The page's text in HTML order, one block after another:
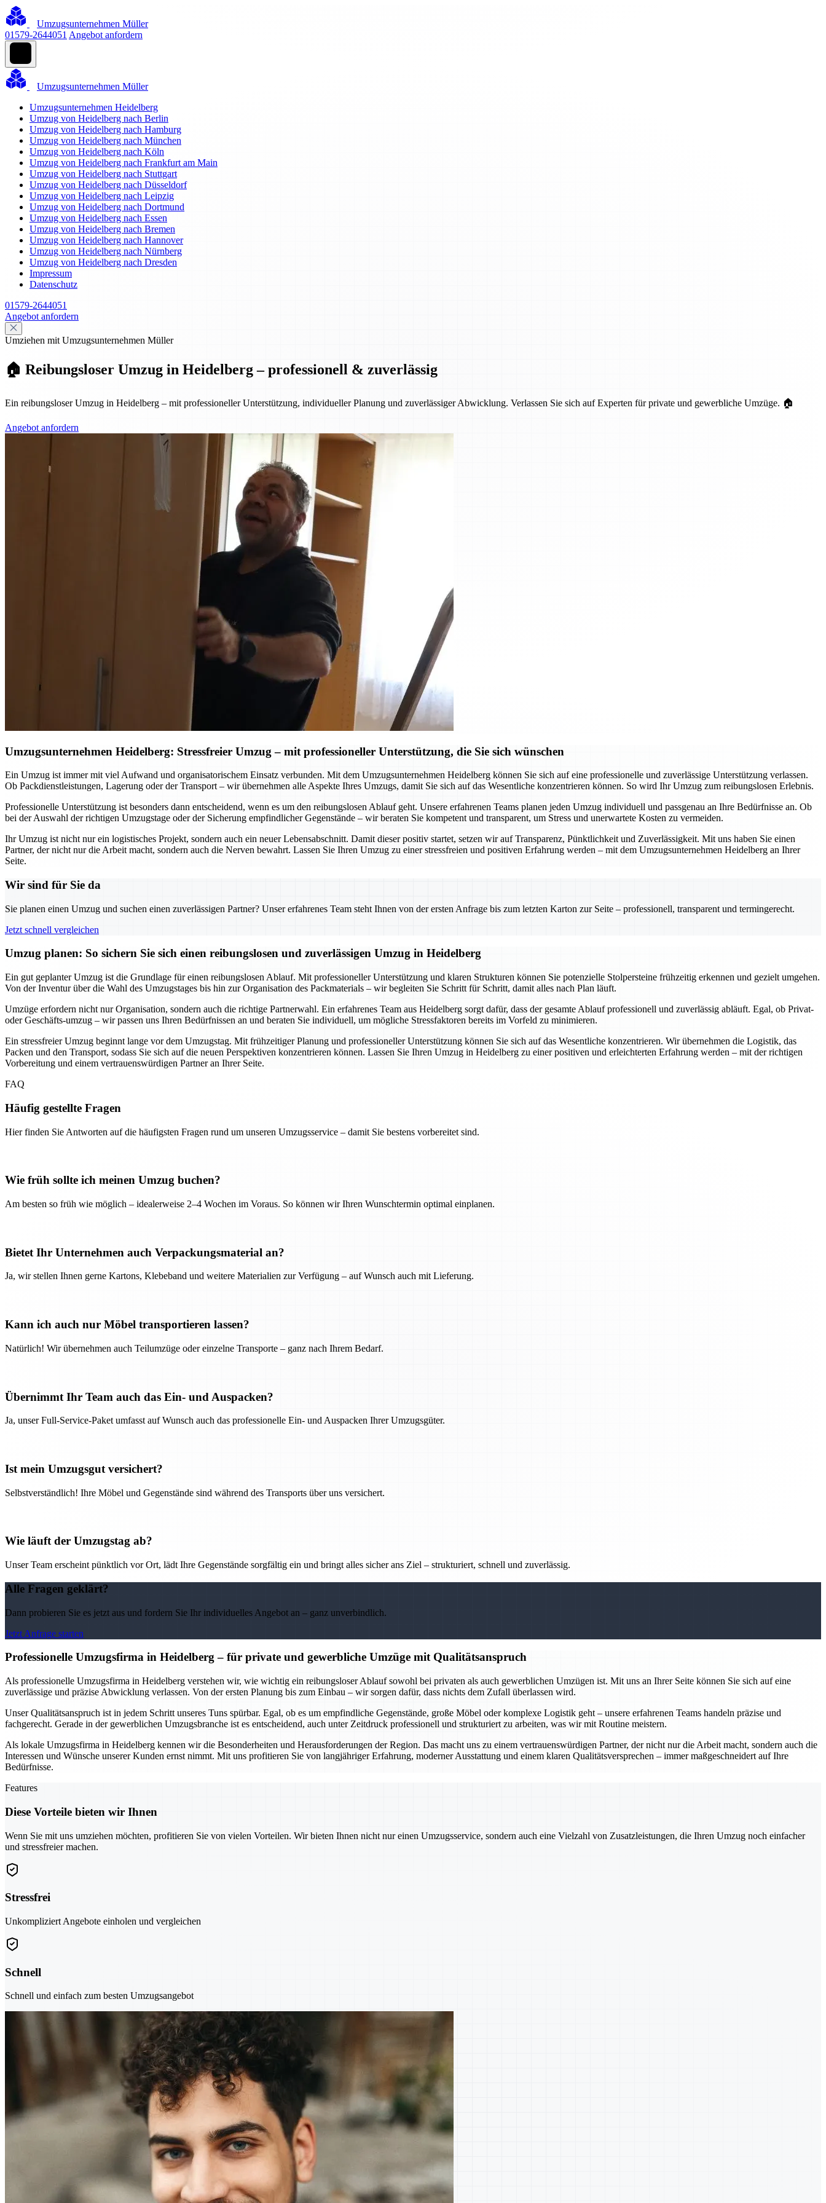
Umzugsunternehmen Müller
01579-2644051 Angebot anfordern
Umzugsunternehmen Müller
Umzugsunternehmen Heidelberg
Umzug von Heidelberg nach Berlin
Umzug von Heidelberg nach Hamburg
Umzug von Heidelberg nach München
Umzug von Heidelberg nach Köln
Umzug von Heidelberg nach Frankfurt am Main
Umzug von Heidelberg nach Stuttgart
Umzug von Heidelberg nach Düsseldorf
Umzug von Heidelberg nach Leipzig
Umzug von Heidelberg nach Dortmund
Umzug von Heidelberg nach Essen
Umzug von Heidelberg nach Bremen
Umzug von Heidelberg nach Hannover
Umzug von Heidelberg nach Nürnberg
Umzug von Heidelberg nach Dresden
Impressum
Datenschutz
01579-2644051
Angebot anfordern
Umziehen mit Umzugsunternehmen Müller
🏠 Reibungsloser Umzug in Heidelberg – professionell & zuverlässig
Ein reibungsloser Umzug in Heidelberg – mit professioneller Unterstützung, individueller Planung und zuverlässiger Abwicklung. Verlassen Sie sich auf Experten für private und gewerbliche Umzüge. 🏠
Angebot anfordern
Umzugsunternehmen Heidelberg: Stressfreier Umzug – mit professioneller Unterstützung, die Sie sich wünschen
Ein Umzug ist immer mit viel Aufwand und organisatorischem Einsatz verbunden. Mit dem Umzugsunternehmen Heidelberg können Sie sich auf eine professionelle und zuverlässige Unterstützung verlassen.
Ob Packdienstleistungen, Lagerung oder der Transport – wir übernehmen alle Aspekte Ihres Umzugs, damit Sie sich auf das Wesentliche konzentrieren können. So wird Ihr Umzug zum reibungslosen Erlebnis.
Professionelle Unterstützung ist besonders dann entscheidend, wenn es um den reibungslosen Ablauf geht. Unsere erfahrenen Teams planen jeden Umzug individuell und passgenau an Ihre Bedürfnisse an. Ob
bei der Auswahl der richtigen Umzugstage oder der Sicherung empfindlicher Gegenstände – wir beraten Sie kompetent und transparent, um Stress und unerwartete Kosten zu vermeiden.
Ihr Umzug ist nicht nur ein logistisches Projekt, sondern auch ein neuer Lebensabschnitt. Damit dieser positiv startet, setzen wir auf Transparenz, Pünktlichkeit und Zuverlässigkeit. Mit uns haben Sie einen
Partner, der nicht nur die Arbeit macht, sondern auch die Nerven bewahrt. Lassen Sie Ihren Umzug zu einer stressfreien und positiven Erfahrung werden – mit dem Umzugsunternehmen Heidelberg an Ihrer
Seite.
Wir sind für Sie da
Sie planen einen Umzug und suchen einen zuverlässigen Partner? Unser erfahrenes Team steht Ihnen von der ersten Anfrage bis zum letzten Karton zur Seite – professionell, transparent und termingerecht.
Jetzt schnell vergleichen
Umzug planen: So sichern Sie sich einen reibungslosen und zuverlässigen Umzug in Heidelberg
Ein gut geplanter Umzug ist die Grundlage für einen reibungslosen Ablauf. Mit professioneller Unterstützung und klaren Strukturen können Sie potenzielle Stolpersteine frühzeitig erkennen und gezielt umgehen.
Von der Inventur über die Wahl des Umzugstages bis hin zur Organisation des Packmaterials – wir begleiten Sie Schritt für Schritt, damit alles nach Plan läuft.
Umzüge erfordern nicht nur Organisation, sondern auch die richtige Partnerwahl. Ein erfahrenes Team aus Heidelberg sorgt dafür, dass der gesamte Ablauf professionell und zuverlässig abläuft. Egal, ob Privat-
oder Geschäfts-umzug – wir passen uns Ihren Bedürfnissen an und beraten Sie individuell, um mögliche Stressfaktoren bereits im Vorfeld zu minimieren.
Ein stressfreier Umzug beginnt lange vor dem Umzugstag. Mit frühzeitiger Planung und professioneller Unterstützung können Sie sich auf das Wesentliche konzentrieren. Wir übernehmen die Logistik, das
Packen und den Transport, sodass Sie sich auf die neuen Perspektiven konzentrieren können. Lassen Sie Ihren Umzug in Heidelberg zu einer positiven und erleichterten Erfahrung werden – mit der richtigen
Vorbereitung und einem vertrauenswürdigen Partner an Ihrer Seite.
FAQ
Häufig gestellte Fragen
Hier finden Sie Antworten auf die häufigsten Fragen rund um unseren Umzugsservice – damit Sie bestens vorbereitet sind.
Wie früh sollte ich meinen Umzug buchen?
Am besten so früh wie möglich – idealerweise 2–4 Wochen im Voraus. So können wir Ihren Wunschtermin optimal einplanen.
Bietet Ihr Unternehmen auch Verpackungsmaterial an?
Ja, wir stellen Ihnen gerne Kartons, Klebeband und weitere Materialien zur Verfügung – auf Wunsch auch mit Lieferung.
Kann ich auch nur Möbel transportieren lassen?
Natürlich! Wir übernehmen auch Teilumzüge oder einzelne Transporte – ganz nach Ihrem Bedarf.
Übernimmt Ihr Team auch das Ein- und Auspacken?
Ja, unser Full-Service-Paket umfasst auf Wunsch auch das professionelle Ein- und Auspacken Ihrer Umzugsgüter.
Ist mein Umzugsgut versichert?
Selbstverständlich! Ihre Möbel und Gegenstände sind während des Transports über uns versichert.
Wie läuft der Umzugstag ab?
Unser Team erscheint pünktlich vor Ort, lädt Ihre Gegenstände sorgfältig ein und bringt alles sicher ans Ziel – strukturiert, schnell und zuverlässig.
Alle Fragen geklärt?
Dann probieren Sie es jetzt aus und fordern Sie Ihr individuelles Angebot an – ganz unverbindlich.
Jetzt Anfrage starten
Professionelle Umzugsfirma in Heidelberg – für private und gewerbliche Umzüge mit Qualitätsanspruch
Als professionelle Umzugsfirma in Heidelberg verstehen wir, wie wichtig ein reibungsloser Ablauf sowohl bei privaten als auch gewerblichen Umzügen ist. Mit uns an Ihrer Seite können Sie sich auf eine
zuverlässige und präzise Abwicklung verlassen. Von der ersten Planung bis zum Einbau – wir sorgen dafür, dass nichts dem Zufall überlassen wird.
Unser Qualitätsanspruch ist in jedem Schritt unseres Tuns spürbar. Egal, ob es um empfindliche Gegenstände, große Möbel oder komplexe Logistik geht – unsere erfahrenen Teams handeln präzise und
fachgerecht. Gerade in der gewerblichen Umzugsbranche ist es entscheidend, auch unter Zeitdruck professionell und strukturiert zu arbeiten, was wir mit Routine meistern.
Als lokale Umzugsfirma in Heidelberg kennen wir die Besonderheiten und Herausforderungen der Region. Das macht uns zu einem vertrauenswürdigen Partner, der nicht nur die Arbeit macht, sondern auch die
Interessen und Wünsche unserer Kunden ernst nimmt. Mit uns profitieren Sie von langjähriger Erfahrung, moderner Ausstattung und einem klaren Qualitätsversprechen – immer maßgeschneidert auf Ihre
Bedürfnisse.
Features
Diese Vorteile bieten wir Ihnen
Wenn Sie mit uns umziehen möchten, profitieren Sie von vielen Vorteilen. Wir bieten Ihnen nicht nur einen Umzugsservice, sondern auch eine Vielzahl von Zusatzleistungen, die Ihren Umzug noch einfacher
und stressfreier machen.
Stressfrei
Unkompliziert Angebote einholen und vergleichen
Schnell
Schnell und einfach zum besten Umzugsangebot